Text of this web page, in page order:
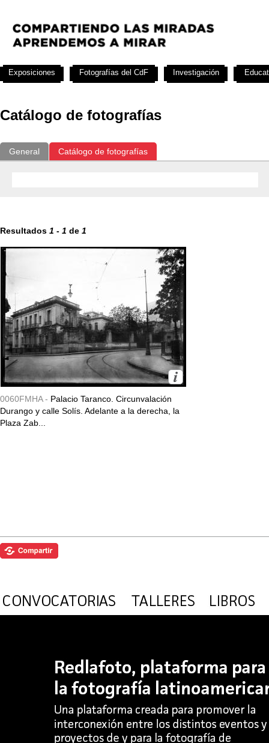
Catálogo de fotografías
General Catálogo de fotografías
Resultados 1 - 1 de 1
0060FMHA - Palacio Taranco. Circunvalación
Durango y calle Solís. Adelante a la derecha, la
Plaza Zab...
Exposiciones Fotografías del CdF Investigación